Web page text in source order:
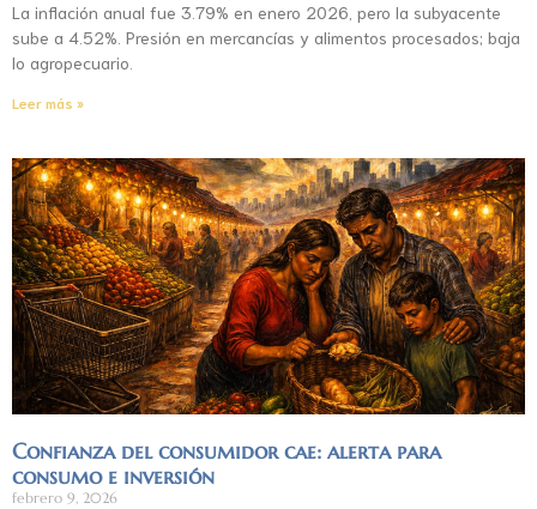
La inflación anual fue 3.79% en enero 2026, pero la subyacente
sube a 4.52%. Presión en mercancías y alimentos procesados; baja
lo agropecuario.
Leer más »
Confianza del consumidor cae: alerta para
consumo e inversión
febrero 9, 2026